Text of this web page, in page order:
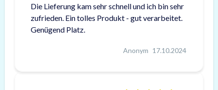
Die Lieferung kam sehr schnell und ich bin sehr
zufrieden. Ein tolles Produkt - gut verarbeitet.
Genügend Platz.
Anonym 17.10.2024